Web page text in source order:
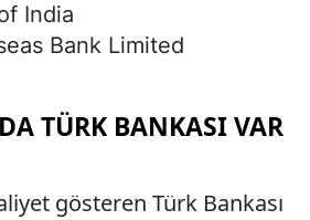
India
Bank Limited
TÜRK BANKASI VAR
gösteren Türk Bankası